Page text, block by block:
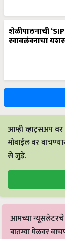
शेळीपालनाची
स्वावलंबनाचा
आम्ही व्हाट्सअप वर
मोबाईल वर
से जुड़ें.
आमच्या न्यूसलेटरचे
बातम्या मेलवर